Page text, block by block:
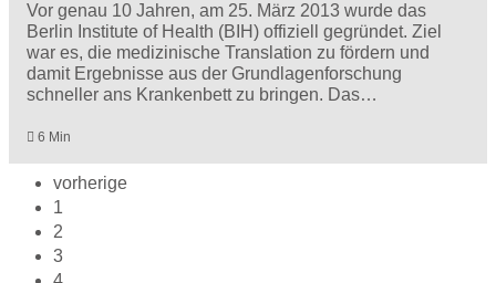
Vor genau 10 Jahren, am 25. März 2013 wurde das
Berlin Institute of Health (BIH) offiziell gegründet. Ziel
war es, die medizinische Translation zu fördern und
damit Ergebnisse aus der Grundlagenforschung
schneller ans Krankenbett zu bringen. Das…
6 Min
vorherige
1
2
3